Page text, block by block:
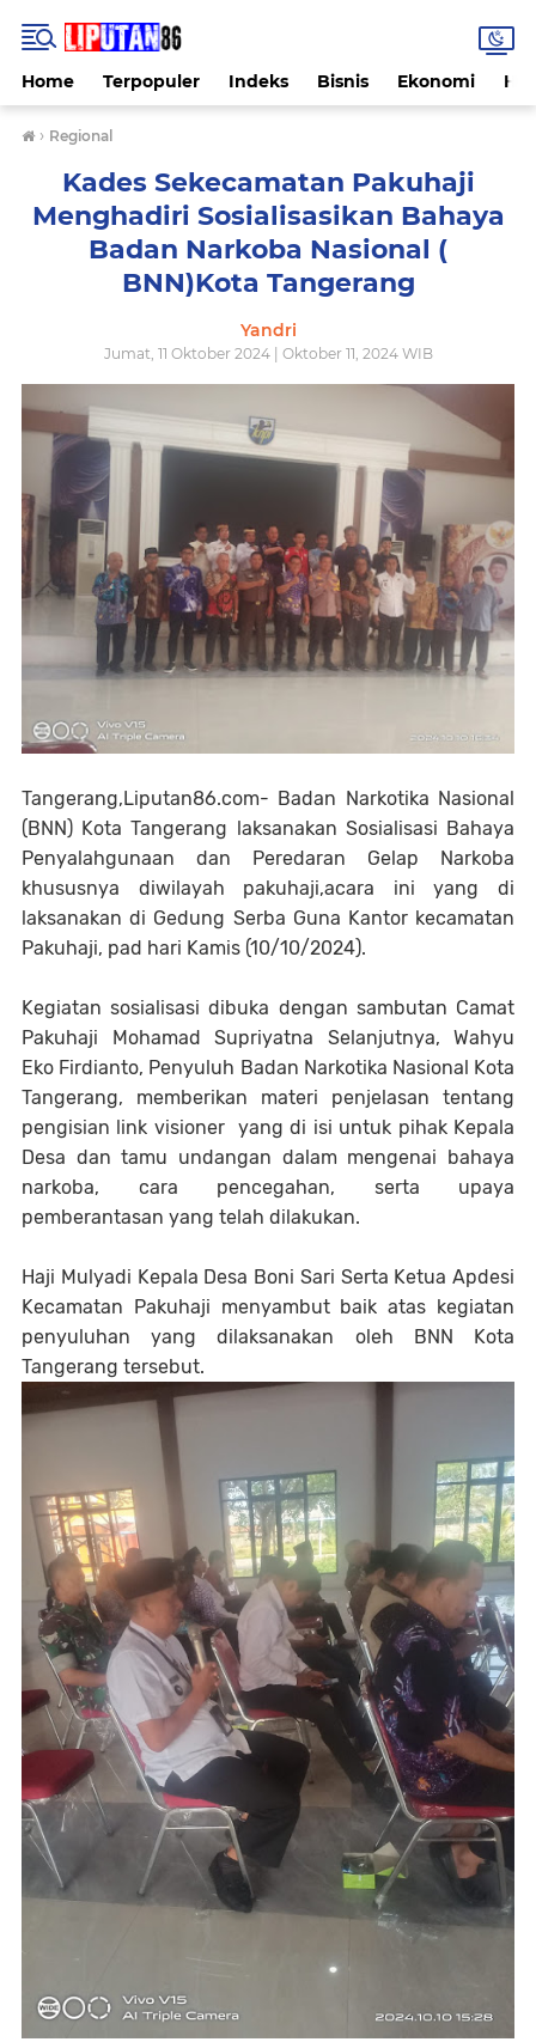
Home Terpopuler Indeks Bisnis Ekonomi
› Regional
Kades Sekecamatan Pakuhaji
Menghadiri Sosialisasikan Bahaya
Badan Narkoba Nasional (
BNN)Kota Tangerang
Yandri
Jumat, 11 Oktober 2024 | Oktober 11, 2024 WIB
Tangerang,Liputan86.com- Badan Narkotika Nasional
(BNN) Kota Tangerang laksanakan Sosialisasi Bahaya
Penyalahgunaan dan Peredaran Gelap Narkoba
khususnya diwilayah pakuhaji,acara ini yang di
laksanakan di Gedung Serba Guna Kantor kecamatan
Pakuhaji, pad hari Kamis (10/10/2024).
Kegiatan sosialisasi dibuka dengan sambutan Camat
Pakuhaji Mohamad Supriyatna Selanjutnya, Wahyu
Eko Firdianto, Penyuluh Badan Narkotika Nasional Kota
Tangerang, memberikan materi penjelasan tentang
pengisian link visioner yang di isi untuk pihak Kepala
Desa dan tamu undangan dalam mengenai bahaya
narkoba, cara pencegahan, serta upaya
pemberantasan yang telah dilakukan.
Haji Mulyadi Kepala Desa Boni Sari Serta Ketua Apdesi
Kecamatan Pakuhaji menyambut baik atas kegiatan
penyuluhan yang dilaksanakan oleh BNN Kota
Tangerang tersebut.